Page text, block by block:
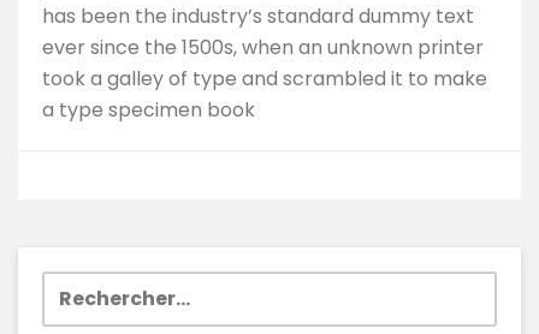
has been the industry’s standard dummy text
ever since the 1500s, when an unknown printer
took a galley of type and scrambled it to make
a type specimen book
Rechercher :